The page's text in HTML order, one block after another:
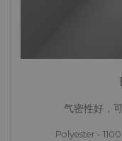
气密性好，
Polyester -